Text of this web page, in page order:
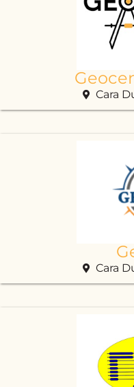
Cara
Cara